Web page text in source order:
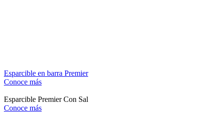
Esparcible en barra Premier
Conoce más
Esparcible Premier Con Sal
Conoce más